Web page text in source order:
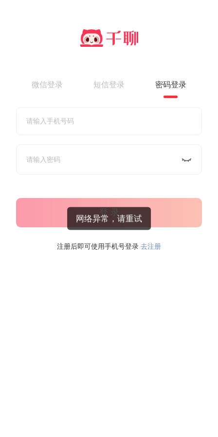
微信登录 短信登录 密码登录
登 录
注册后即可使用手机号登录 去注册
网络异常，请重试